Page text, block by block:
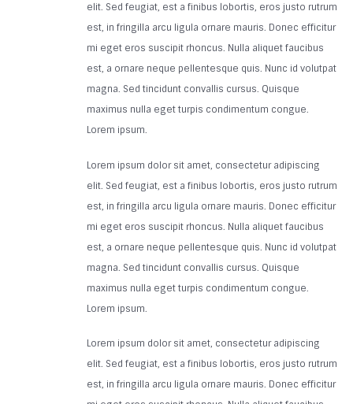
elit. Sed feugiat, est a finibus lobortis, eros justo rutrum
est, in fringilla arcu ligula ornare mauris. Donec efficitur
mi eget eros suscipit rhoncus. Nulla aliquet faucibus
est, a ornare neque pellentesque quis. Nunc id volutpat
magna. Sed tincidunt convallis cursus. Quisque
maximus nulla eget turpis condimentum congue.
Lorem ipsum.
Lorem ipsum dolor sit amet, consectetur adipiscing
elit. Sed feugiat, est a finibus lobortis, eros justo rutrum
est, in fringilla arcu ligula ornare mauris. Donec efficitur
mi eget eros suscipit rhoncus. Nulla aliquet faucibus
est, a ornare neque pellentesque quis. Nunc id volutpat
magna. Sed tincidunt convallis cursus. Quisque
maximus nulla eget turpis condimentum congue.
Lorem ipsum.
Lorem ipsum dolor sit amet, consectetur adipiscing
elit. Sed feugiat, est a finibus lobortis, eros justo rutrum
est, in fringilla arcu ligula ornare mauris. Donec efficitur